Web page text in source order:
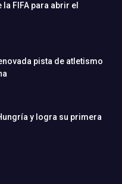
FIFA para abrir el
pista de atletismo
y logra su primera